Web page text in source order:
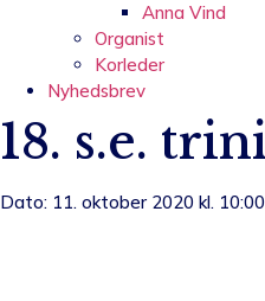
Anna Vind
Organist
Korleder
Nyhedsbrev
18. s.e.
Dato: 11. oktober 2020 kl. 10:00